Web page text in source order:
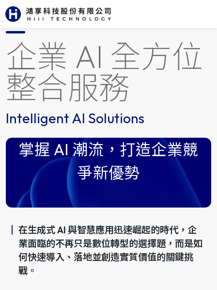
首頁 服務項目 人工智慧應用
企業 AI 全方位
整合服務
Intelligent AI Solutions
掌握 AI 潮流，打造企業競
爭新優勢
在生成式 AI 與智慧應用迅速崛起的時代，企
業面臨的不再只是數位轉型的選擇題，而是如
何快速導入、落地並創造實質價值的關鍵挑
戰。